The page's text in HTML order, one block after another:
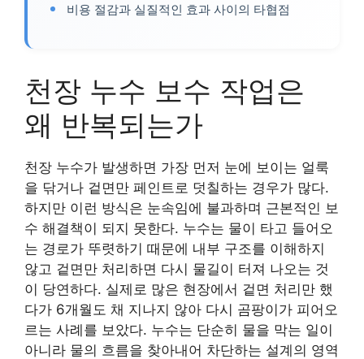
비용 절감과 실질적인 효과 사이의 타협점
천장 누수 보수 작업은
왜 반복되는가
천장 누수가 발생하면 가장 먼저 눈에 보이는 얼룩
을 닦거나 겉면만 페인트로 덧칠하는 경우가 많다.
하지만 이런 방식은 눈속임에 불과하며 근본적인 보
수 해결책이 되지 못한다. 누수는 물이 타고 들어오
는 경로가 뚜렷하기 때문에 내부 구조를 이해하지
않고 겉면만 처리하면 다시 물길이 터져 나오는 것
이 당연하다. 실제로 많은 현장에서 겉면 처리만 했
다가 6개월도 채 지나지 않아 다시 곰팡이가 피어오
르는 사례를 보았다. 누수는 단순히 물을 막는 일이
아니라 물의 흐름을 찾아내어 차단하는 설계의 영역